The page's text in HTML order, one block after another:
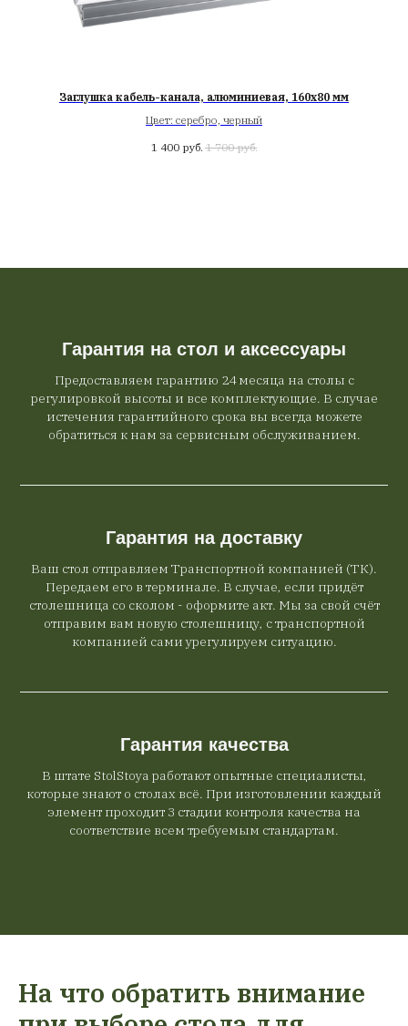
Заглушка кабель-канала, алюминиевая, 160х80 мм
Цвет: серебро, черный
1 400 руб. 1 700 руб.
Гарантия на стол и аксессуары
Предоставляем гарантию 24 месяца на столы с
регулировкой высоты и все комплектующие. В случае
истечения гарантийного срока вы всегда можете
обратиться к нам за сервисным обслуживанием.
Гарантия на доставку
Ваш стол отправляем Транспортной компанией (ТК).
Передаем его в терминале. В случае, если придёт
столешница со сколом - оформите акт. Мы за свой счёт
отправим вам новую столешницу, с транспортной
компанией сами урегулируем ситуацию.
Гарантия качества
В штате StolStoya работают опытные специалисты,
которые знают о столах всё. При изготовлении каждый
элемент проходит 3 стадии контроля качества на
соответствие всем требуемым стандартам.
На что обратить внимание